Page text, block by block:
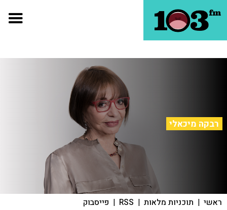
רבקה מיכאלי
ראשי | תוכניות מלאות |
RSS
| פייסבוק